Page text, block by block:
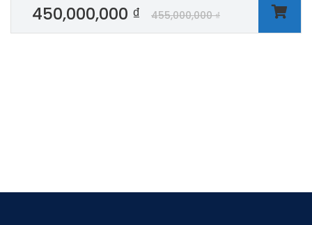
455,000,000₫
450,000,000 ₫